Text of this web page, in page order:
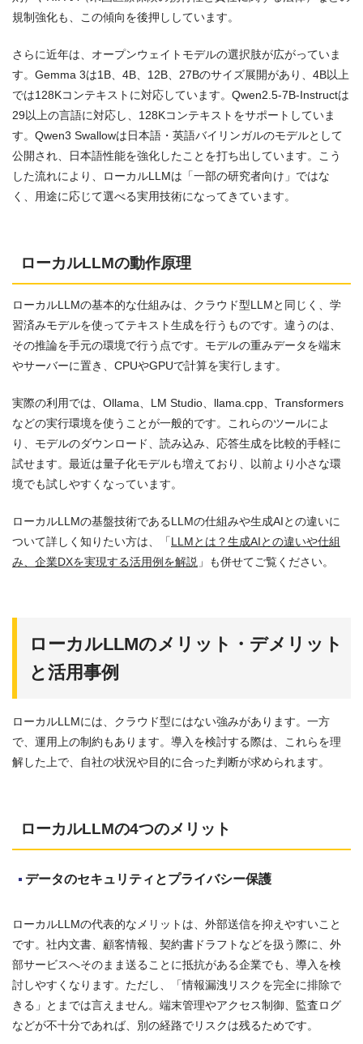
規制強化も、この傾向を後押ししています。
さらに近年は、オープンウェイトモデルの選択肢が広がっていま
す。Gemma 3は1B、4B、12B、27Bのサイズ展開があり、4B以上
では128Kコンテキストに対応しています。Qwen2.5-7B-Instructは
29以上の言語に対応し、128Kコンテキストをサポートしていま
す。Qwen3 Swallowは日本語・英語バイリンガルのモデルとして
公開され、日本語性能を強化したことを打ち出しています。こう
した流れにより、ローカルLLMは「一部の研究者向け」ではな
く、用途に応じて選べる実用技術になってきています。
ローカルLLMの動作原理
ローカルLLMの基本的な仕組みは、クラウド型LLMと同じく、学
習済みモデルを使ってテキスト生成を行うものです。違うのは、
その推論を手元の環境で行う点です。モデルの重みデータを端末
やサーバーに置き、CPUやGPUで計算を実行します。
実際の利用では、Ollama、LM Studio、llama.cpp、Transformers
などの実行環境を使うことが一般的です。これらのツールによ
り、モデルのダウンロード、読み込み、応答生成を比較的手軽に
試せます。最近は量子化モデルも増えており、以前より小さな環
境でも試しやすくなっています。
ローカルLLMの基盤技術であるLLMの仕組みや生成AIとの違いに
ついて詳しく知りたい方は、「LLMとは？生成AIとの違いや仕組
み、企業DXを実現する活用例を解説 」も併せてご覧ください。
ローカルLLMのメリット・デメリット
と活用事例
ローカルLLMには、クラウド型にはない強みがあります。一方
で、運用上の制約もあります。導入を検討する際は、これらを理
解した上で、自社の状況や目的に合った判断が求められます。
ローカルLLMの4つのメリット
データのセキュリティとプライバシー保護
ローカルLLMの代表的なメリットは、外部送信を抑えやすいこと
です。社内文書、顧客情報、契約書ドラフトなどを扱う際に、外
部サービスへそのまま送ることに抵抗がある企業でも、導入を検
討しやすくなります。ただし、「情報漏洩リスクを完全に排除で
きる」とまでは言えません。端末管理やアクセス制御、監査ログ
などが不十分であれば、別の経路でリスクは残るためです。